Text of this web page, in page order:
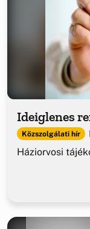
Ideiglenes
Közszolgálati hír
Háziorvosi